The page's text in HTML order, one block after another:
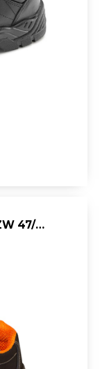
SCHOEN SNEAKER STALEN NEUS ZW 47/PAAR